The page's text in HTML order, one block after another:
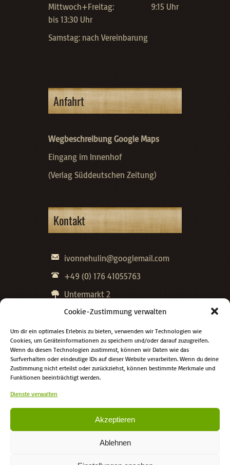
Cookie-Zustimmung verwalten
Um dir ein optimales Erlebnis zu bieten, verwenden wir Technologien wie
Cookies, um Geräteinformationen zu speichern und/oder darauf zuzugreifen.
Wenn du diesen Technologien zustimmst, können wir Daten wie das
Surfverhalten oder eindeutige IDs auf dieser Website verarbeiten. Wenn du deine
Zustimmung nicht erteilst oder zurückziehst, können bestimmte Merkmale und
Funktionen beeinträchtigt werden.
Dienste verwalten
Akzeptieren
Ablehnen
Mittwoch+Freitag: 9:15 Uhr
bis 13:30 Uhr
Samstag: nach Vereinbarung
Anfahrt
Wegbeschreibung Google Maps
Eingang im Innenhof
(Verlag Süddeutschen Zeitung)
Kontakt
ivonnehulin@googlemail.com
+49 (0) 176 41055763
Untermarkt 2
82515 Wolfratshausen
Rechtliches
Datenschutzerklärung
Impressum